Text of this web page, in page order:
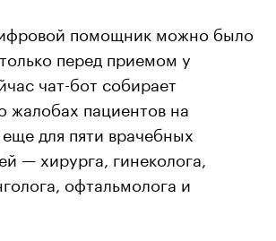
помощник можно было
перед приемом у
чат-бот собирает
пациентов на
для пяти врачебных
— хирурга, гинеколога,
офтальмолога и